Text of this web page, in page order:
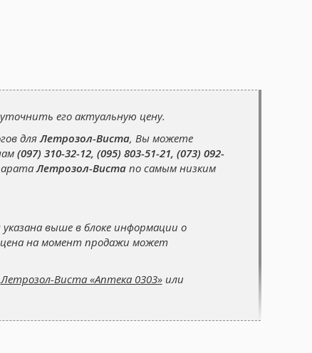
его актуальную цену.
дляЛетрозол-Виста, Вы можете
(097) 310-32-12, (095) 803-51-21, (073) 092-
Летрозол-Вистапо самым низким
указана выше в блоке информации о
на момент продажи может
Летрозол-Виста «Аптека 0303»или